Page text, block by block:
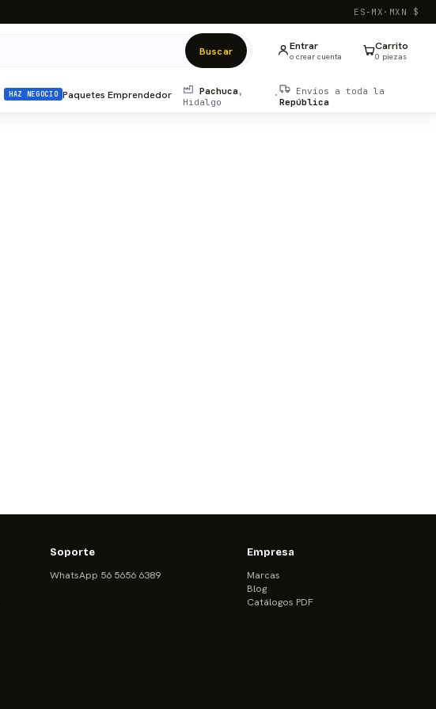
ES-MX · MXN $
Buscar Entrar
o crear cuenta
Carrito
0 piezas
HAZ NEGOCIO Paquetes Emprendedor Pachuca ,
Hidalgo
·
Envíos a toda la
República
Soporte
WhatsApp 56 5656 6389
Empresa
Marcas
Blog
Catálogos PDF